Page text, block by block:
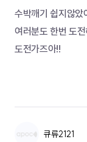
수박깨기 쉽지않았
여러분도 한번 도
도전가즈아!!
큐류2121